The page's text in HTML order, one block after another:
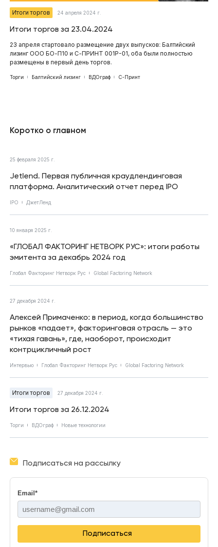
Итоги торгов 24 апреля 2024 г.
Итоги торгов за 23.04.2024
23 апреля стартовало размещение двух выпусков: Балтийский
лизинг ООО БО-П10 и С-ПРИНТ 001Р-01, оба были полностью
размещены в первый день торгов.
Торги Балтийский лизинг ВДОграф С-Принт
Коротко о главном
25 февраля 2025 г.
Jetlend. Первая публичная краудлендинговая
платформа. Аналитический отчет перед IPO
IPO ДжетЛенд
10 января 2025 г.
«ГЛОБАЛ ФАКТОРИНГ НЕТВОРК РУС»: итоги работы
эмитента за декабрь 2024 год
Глобал Факторинг Нетворк Рус Global Factoring Network
27 декабря 2024 г.
Алексей Примаченко: в период, когда большинство
рынков «падает», факторинговая отрасль — это
«тихая гавань», где, наоборот, происходит
контрцикличный рост
Интервью Глобал Факторинг Нетворк Рус Global Factoring Network
Итоги торгов 27 декабря 2024 г.
Итоги торгов за 26.12.2024
Торги ВДОграф Новые технологии
Подписаться на рассылку
Email *
Подписаться